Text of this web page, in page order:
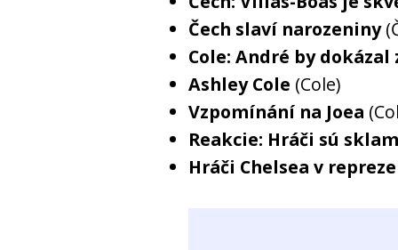
Čech slaví narozeniny
Cole: André by
Ashley Cole (Cole)
Vzpomínání na Joea
Reakcie: Hráči sú
Hráči Chelsea v